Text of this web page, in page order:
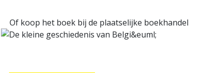
Of koop het boek bij de plaatselijke boekhandel